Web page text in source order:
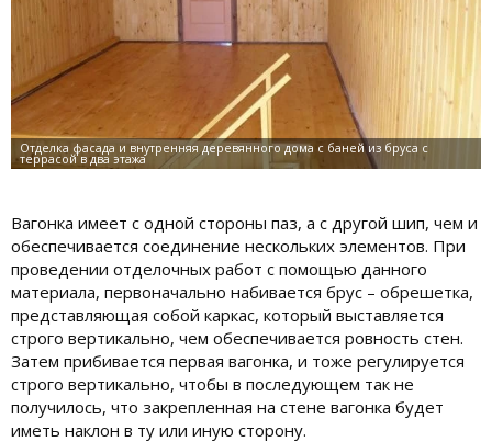
Вагонка имеет с одной стороны паз, а с другой шип, чем и
обеспечивается соединение нескольких элементов. При
проведении отделочных работ с помощью данного
материала, первоначально набивается брус – обрешетка,
представляющая собой каркас, который выставляется
строго вертикально, чем обеспечивается ровность стен.
Затем прибивается первая вагонка, и тоже регулируется
строго вертикально, чтобы в последующем так не
получилось, что закрепленная на стене вагонка будет
иметь наклон в ту или иную сторону.